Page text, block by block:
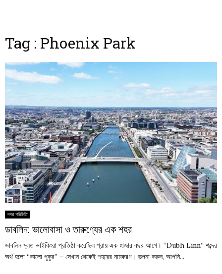
Tag : Phoenix Park
নগর পরিচিতি
ডাবলিন: ভালোবাসা ও তারুণ্যের এক শহর
ডাবলিন মূলত ভাইকিংরা প্রতিষ্ঠা করেছিল প্রায় এক হাজার বছর আগে। “Dubh Linn” শব্দের
অর্থ হলো “কালো পুকুর” – সেখান থেকেই শহরের নামকরণ। কল্পনা করুন, আপনি...